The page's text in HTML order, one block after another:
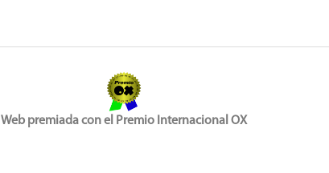
Web premiada con el Premio Internacional OX